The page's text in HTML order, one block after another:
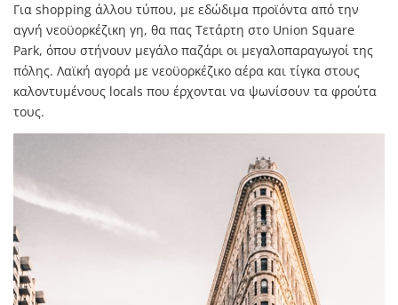
Για shopping άλλου τύπου, με εδώδιμα προϊόντα από την
αγνή νεοϋορκέζικη γη, θα πας Τετάρτη στο Union Square
Park, όπου στήνουν μεγάλο παζάρι οι μεγαλοπαραγωγοί της
πόλης. Λαϊκή αγορά με νεοϋορκέζικο αέρα και τίγκα στους
καλοντυμένους locals που έρχονται να ψωνίσουν τα φρούτα
τους.